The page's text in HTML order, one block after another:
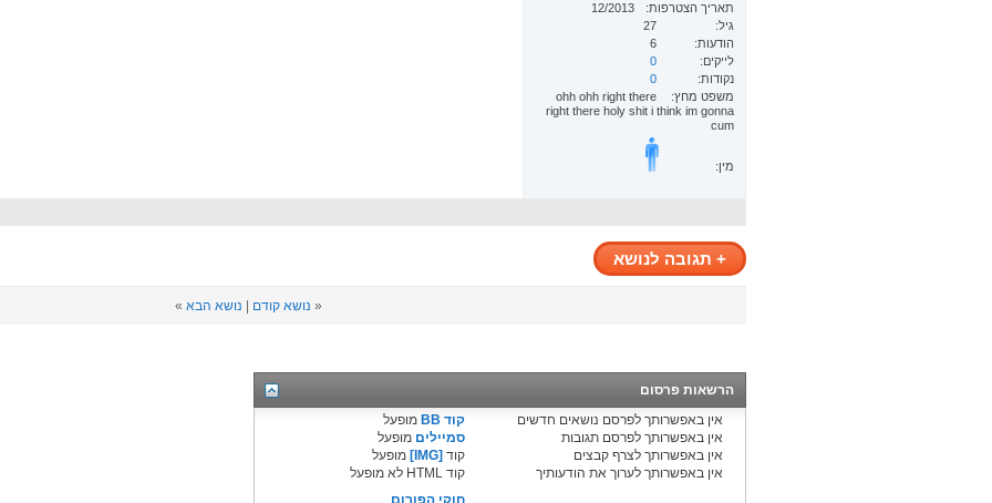
תאריך הצטרפות
12/2013
גיל
27
הודעות
6
לייקים
0
נקודות
0
משפט מחץ
ohh ohh right there
right there holy shit i think im gonna
cum
מין:
+ תגובה לנושא
« נושא קודם נושא הבא »
הרשאות פרסום
אין באפשרותך לפרסם נושאים חדשים
אין באפשרותך לפרסם תגובות
אין באפשרותך לצרף קבצים
אין באפשרותך לערוך את הודעותיך
קוד BB
מופעל
סמיילים מופעל
קוד [IMG]
מופעל
קוד HTML לא מופעל